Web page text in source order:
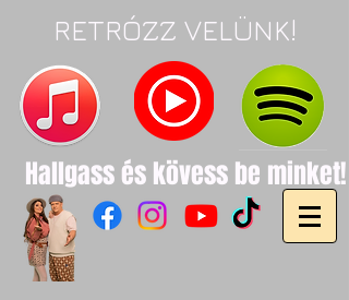
RETRÓZZ VELÜNK!
Hallgass és kövess be minket!